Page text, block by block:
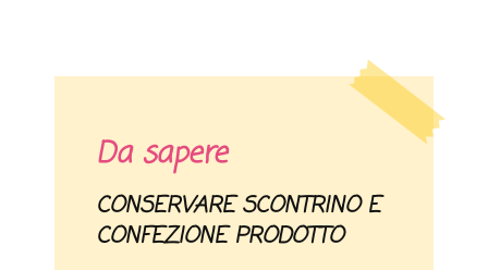
Da sapere
CONSERVARE SCONTRINO E
CONFEZIONE PRODOTTO